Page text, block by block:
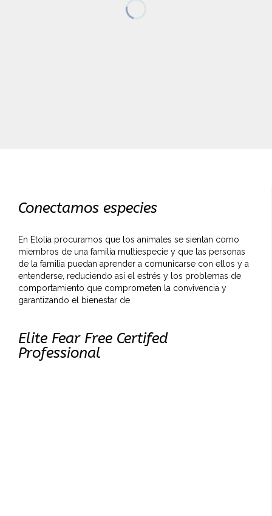
Conectamos especies
En Etolia procuramos que los animales se sientan como
miembros de una familia multiespecie y que las personas
de la familia puedan aprender a comunicarse con ellos y a
entenderse, reduciendo así el estrés y los problemas de
comportamiento que comprometen la convivencia y
garantizando el bienestar de
Elite Fear Free Certifed
Professional